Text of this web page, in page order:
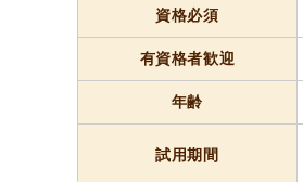
資格必須
有資格者歓迎
年齢
試用期間